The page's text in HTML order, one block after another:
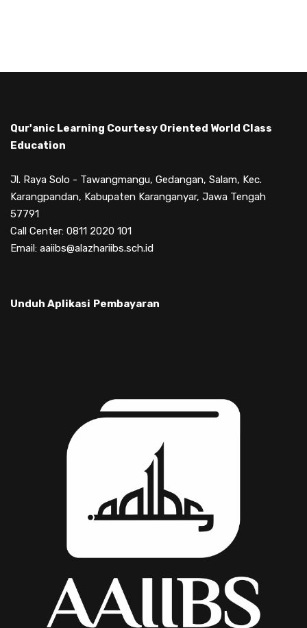
Qur'anic Learning Courtesy Oriented World Class
Education
Jl. Raya Solo - Tawangmangu, Gedangan, Salam, Kec.
Karangpandan, Kabupaten Karanganyar, Jawa Tengah
57791
Call Center: 0811 2020 101
Email: aaiibs@alazhariibs.sch.id
Unduh Aplikasi Pembayaran